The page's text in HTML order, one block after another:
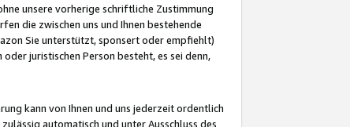
unsere vorherige schriftliche Zustimmung
die zwischen uns und Ihnen bestehende
Sie unterstützt, sponsert oder empfiehlt)
juristischen Person besteht, es sei denn,
kann von Ihnen und uns jederzeit ordentlich
automatisch und unter Ausschluss des